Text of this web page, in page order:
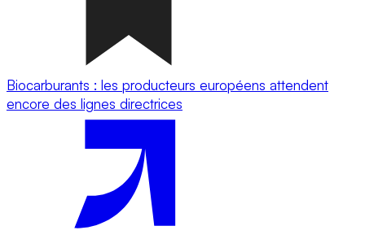
Biocarburants : les producteurs européens attendent
encore des lignes directrices